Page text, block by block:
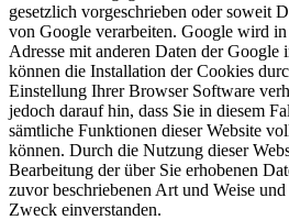
gesetzlich vorgeschrieben oder soweit
von Google verarbeiten. Google wird
Adresse mit anderen Daten der
können die Installation der Cookies
Einstellung Ihrer Browser Software
jedoch darauf hin, dass Sie in diesem
sämtliche Funktionen dieser Website
können. Durch die Nutzung dieser
Bearbeitung der über Sie erhobenen
zuvor beschriebenen Art und Weise
Zweck einverstanden.